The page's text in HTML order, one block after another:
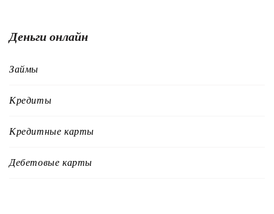
Деньги онлайн
Займы
Кредиты
Кредитные карты
Дебетовые карты